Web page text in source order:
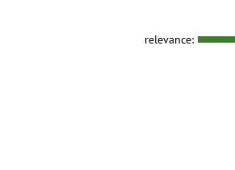
relevance: